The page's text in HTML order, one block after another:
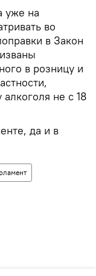
уже на
во
в Закон
в розницу и
не с 18
да и в